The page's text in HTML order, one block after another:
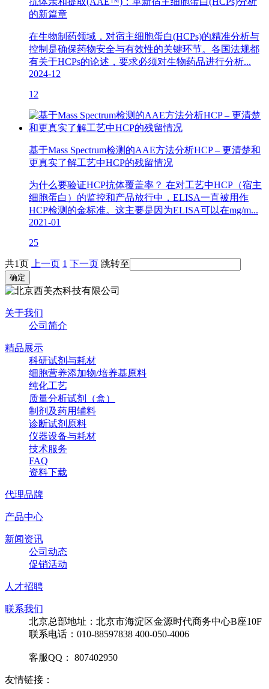
的新篇章
在生物制药领域，对宿主细胞蛋白(HCPs)的精准分析与
控制是确保药物安全与有效性的关键环节。各国法规都
有关于HCPs的论述，要求必须对生物药品进行分析...
2024-12
12
基于Mass Spectrum检测的AAE方法分析HCP – 更清楚和
更真实了解工艺中HCP的残留情况
为什么要验证HCP抗体覆盖率？ 在对工艺中HCP（宿主
细胞蛋白）的监控和产品放行中，ELISA一直被用作
HCP检测的金标准。这主要是因为ELISA可以在mg/m...
2021-01
25
共1页 上一页 1 下一页 跳转至
关于我们
公司简介
精品展示
科研试剂与耗材
细胞营养添加物/培养基原料
纯化工艺
质量分析试剂（盒）
制剂及药用辅料
诊断试剂原料
仪器设备与耗材
技术服务
FAQ
资料下载
代理品牌
产品中心
新闻资讯
公司动态
促销活动
人才招聘
联系我们
北京总部地址：北京市海淀区金源时代商务中心B座10F
联系电话：010-88597838 400-050-4006
客服QQ： 807402950
友情链接：